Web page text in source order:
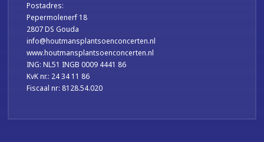
Postadres:
Pepermolenerf 18
2807 DS Gouda
info@houtmansplantsoenconcerten.nl
www.houtmansplantsoenconcerten.nl
ING: NL51 INGB 0009 4441 86
KvK nr.: 24 34 11 86
Fiscaal nr: 8128.54.020